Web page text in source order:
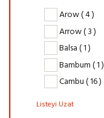
Arow ( 4 )
Arrow ( 3 )
Balsa ( 1 )
Bambum ( 1 )
Cambu ( 16 )
Listeyi Uzat